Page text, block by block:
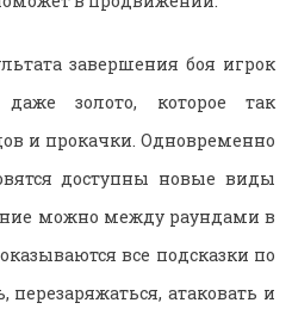
завершения боя игрок
золото, которое так
и прокачки. Одновременно
доступны новые виды
можно между раундами в
все подсказки по
атаковать и